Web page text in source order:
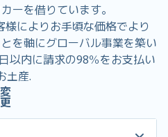
ーを借りています。
様によりお手頃な価格でより
を軸にグローバル事業を築い
以内に請求の98％をお支払い
土産.
変
更